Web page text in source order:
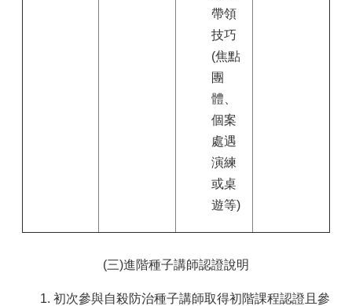
帶領
技巧
(焦點
團
體、
個案
處遇
演練
或桌
遊等)
(三)進階種子講師認證說明
初次參與自殺防治種子講師取得初階課程認證且參